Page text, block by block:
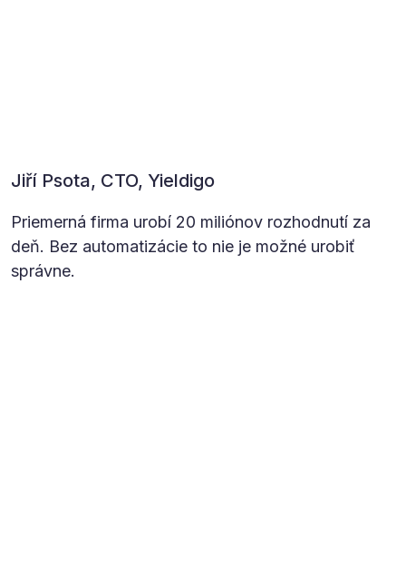
Jiří Psota, CTO, Yieldigo
Priemerná firma urobí 20 miliónov rozhodnutí za
deň. Bez automatizácie to nie je možné urobiť
správne.